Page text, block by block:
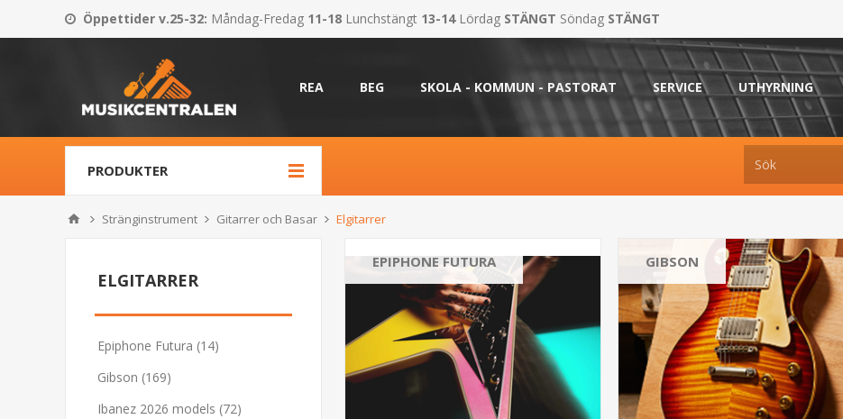
Öppettider v.25-32: Måndag-Fredag 11-18 Lunchstängt 13-14 Lördag STÄNGT Söndag STÄNGT
REA BEG SKOLA - KOMMUN - PASTORAT SERVICE UTHYRNING
PRODUKTER
Stränginstrument Gitarrer och Basar Elgitarrer
EPIPHONE FUTURA GIBSON
ELGITARRER
Epiphone Futura (14)
Gibson (169)
Ibanez 2026 models (72)